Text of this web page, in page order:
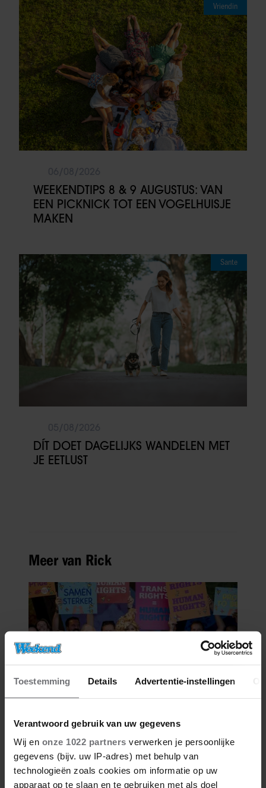
Toestemming Details Advertentie-instellingen
Verantwoord gebruik van uw gegevens
Wij en onze 1022 partners verwerken je persoonlijke
gegevens (bijv. uw IP-adres) met behulp van
technologieën zoals cookies om informatie op uw
apparaat op te slaan en te gebruiken met als doel
Vriendin
WEEKENDTIPS 8 & 9 AUGUSTUS: VAN
EEN PICKNICK TOT EEN VOGELHUISJE
MAKEN
Sante
DÍT DOET DAGELIJKS WANDELEN MET
JE EETLUST
Meer van Rick
02/08/2026
ALLE VERSCHILLEN